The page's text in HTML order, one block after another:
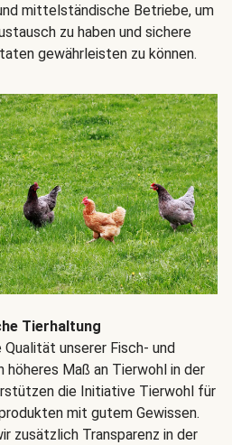
mittelständische Betriebe, um
zu haben und sichere
gewährleisten zu können.
Tierhaltung
Qualität unserer Fisch- und
höheres Maß an Tierwohl in der
die Initiative Tierwohl für
mit gutem Gewissen.
zusätzlich Transparenz in der